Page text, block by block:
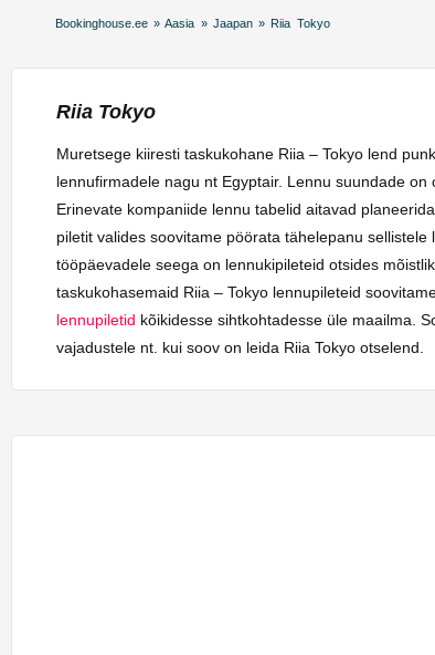
Bookinghouse.ee »Aasia » Jaapan» Riia Tokyo
Riia Tokyo
Muretsege kiiresti taskukohane Riia – Tokyo lend
lennufirmadele nagu nt Egyptair. Lennu suundade
Erinevate kompaniide lennu tabelid aitavad
piletit valides soovitame pöörata tähelepanu
tööpäevadele seega on lennukipileteid otsides
taskukohasemaid Riia – Tokyo lennupileteid
lennupiletid kõikidesse sihtkohtadesse üle maailma.
vajadustele nt. kui soov on leida Riia Tokyo otselend.